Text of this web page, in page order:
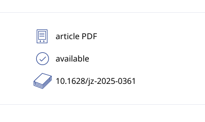
article PDF
available
10.1628/jz-2025-0361